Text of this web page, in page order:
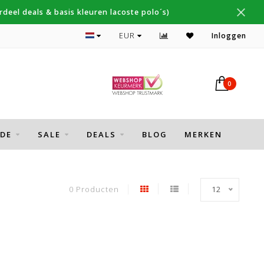
deals & basis kleuren lacoste polo´s)
Topmerken Thomas Maine, Cavallaro, Desoto
EUR Inloggen
0
SALE DEALS BLOG MERKEN
0 Producten 12